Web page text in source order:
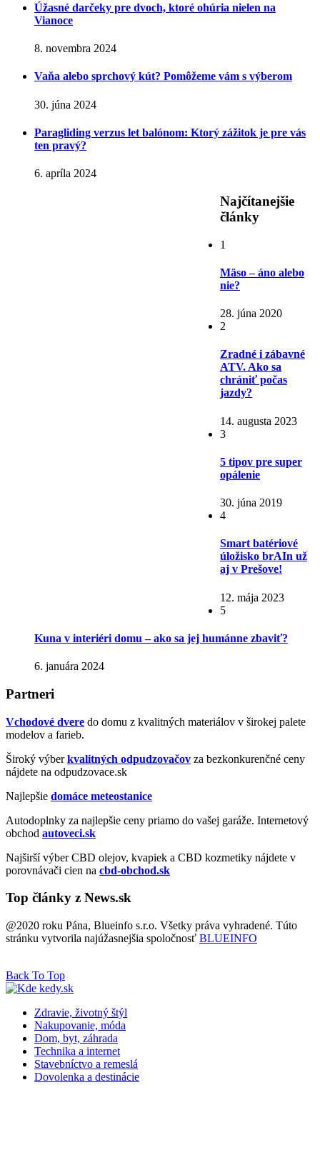
Úžasné darčeky pre dvoch, ktoré ohúria nielen na
Vianoce
8. novembra 2024
Vaňa alebo sprchový kút? Pomôžeme vám s výberom
30. júna 2024
Paragliding verzus let balónom: Ktorý zážitok je pre vás
ten pravý?
6. apríla 2024
Najčítanejšie
články
1
Mäso – áno alebo
nie?
28. júna 2020
2
Zradné i zábavné
ATV. Ako sa
chrániť počas
jazdy?
14. augusta 2023
3
5 tipov pre super
opálenie
30. júna 2019
4
Smart batériové
úložisko brAIn už
aj v Prešove!
12. mája 2023
5
Kuna v interiéri domu – ako sa jej humánne zbaviť?
6. januára 2024
Partneri
Vchodové dvere do domu z kvalitných materiálov v širokej palete
modelov a farieb.
Široký výberkvalitných odpudzovačov za bezkonkurenčné ceny
nájdete na odpudzovace.sk
Najlepšie domáce meteostanice
Autodoplnky za najlepšie ceny priamo do vašej garáže. Internetový
obchod autoveci.sk
Najširší výber CBD olejov, kvapiek a CBD kozmetiky nájdete v
porovnávači cien na cbd-obchod.sk
Top články z News.sk
@2020 roku Pána, Blueinfo s.r.o. Všetky práva vyhradené. Túto
stránku vytvorila najúžasnejšia spoločnosť BLUEINFO
Back To Top
Zdravie, životný štýl
Nakupovanie, móda
Dom, byt, záhrada
Technika a internet
Stavebníctvo a remeslá
Dovolenka a destinácie